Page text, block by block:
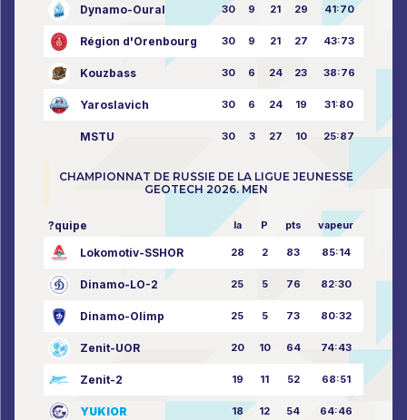
Dynamo-Oural 30 9 21 29 41:70
Région d'Orenbourg 30 9 21 27 43:73
Kouzbass 30 6 24 23 38:76
Yaroslavich 30 6 24 19 31:80
MSTU 30 3 27 10 25:87
CHAMPIONNAT DE RUSSIE DE LA LIGUE JEUNESSE
GEOTECH 2026. MEN
?quipe la P pts vapeur
Lokomotiv-SSHOR 28 2 83 85:14
Dinamo-LO-2 25 5 76 82:30
Dinamo-Olimp 25 5 73 80:32
Zenit-UOR 20 10 64 74:43
Zenit-2 19 11 52 68:51
YUKIOR 18 12 54 64:46